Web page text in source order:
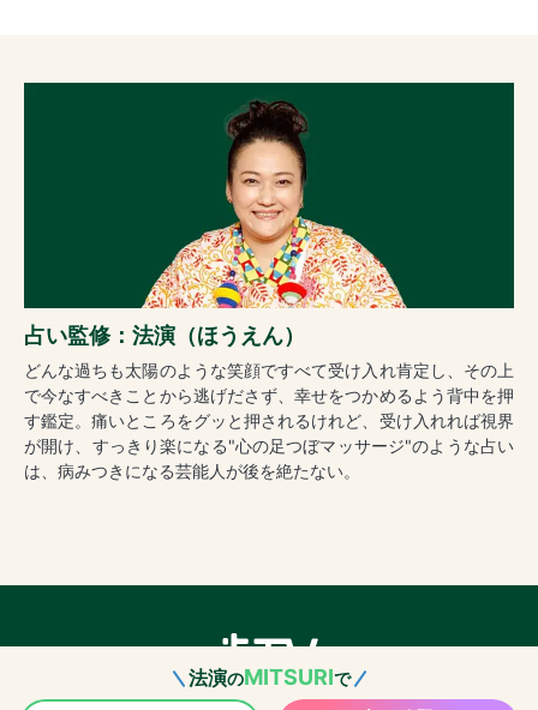
占い監修：法演（ほうえん）
どんな過ちも太陽のような笑顔ですべて受け入れ肯定し、その上
で今なすべきことから逃げださず、幸せをつかめるよう背中を押
す鑑定。痛いところをグッと押されるけれど、受け入れれば視界
が開け、すっきり楽になる"心の足つぼマッサージ"のような占い
は、病みつきになる芸能人が後を絶たない。
法演のMITSURIで